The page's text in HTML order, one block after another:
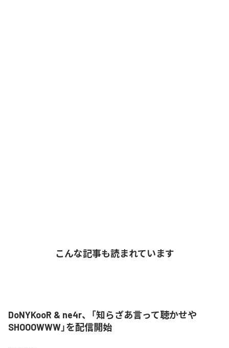
こんな記事も読まれています
DoNYKooR & ne4r、「知らざあ言って聴かせや
SHOOOWWW」を配信開始